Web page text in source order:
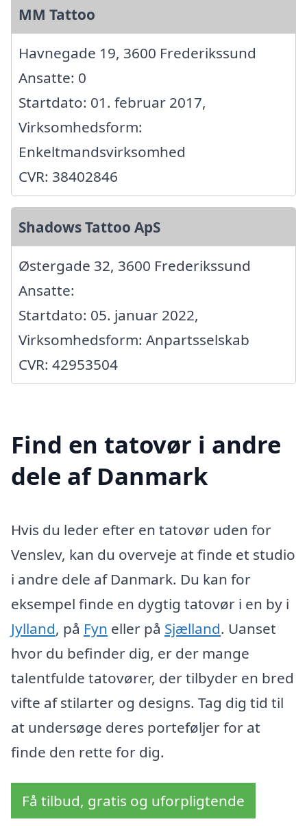
MM Tattoo
Havnegade 19, 3600 Frederikssund
Ansatte: 0
Startdato: 01. februar 2017,
Virksomhedsform:
Enkeltmandsvirksomhed
CVR: 38402846
Shadows Tattoo ApS
Østergade 32, 3600 Frederikssund
Ansatte:
Startdato: 05. januar 2022,
Virksomhedsform: Anpartsselskab
CVR: 42953504
Find en tatovør i andre
dele af Danmark
Hvis du leder efter en tatovør uden for
Venslev, kan du overveje at finde et studio
i andre dele af Danmark. Du kan for
eksempel finde en dygtig tatovør i en by i
Jylland, på Fyn eller på Sjælland. Uanset
hvor du befinder dig, er der mange
talentfulde tatovører, der tilbyder en bred
vifte af stilarter og designs. Tag dig tid til
at undersøge deres porteføljer for at
finde den rette for dig.
Få tilbud, gratis og uforpligtende